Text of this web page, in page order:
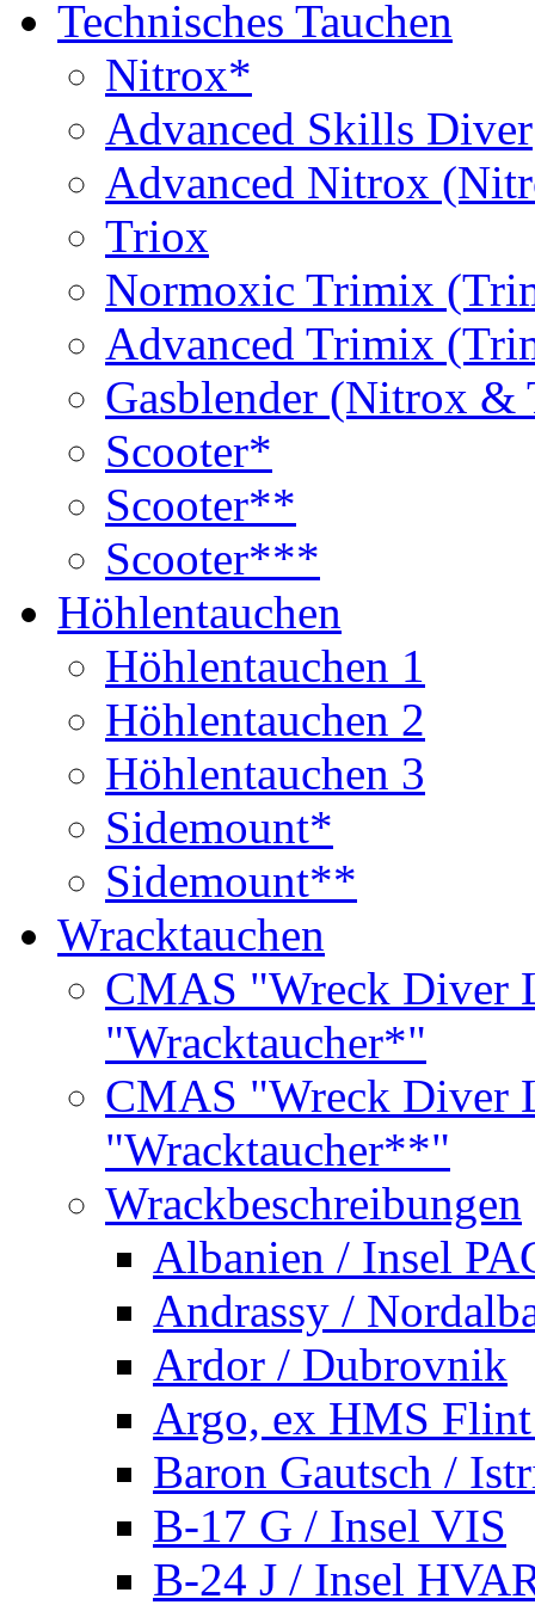
Technisches Tauchen
Nitrox*
Advanced Skills Diver
Advanced Nitrox
Triox
Normoxic Trimix
Advanced Trimix
Gasblender (Nitrox
Scooter*
Scooter**
Scooter***
Höhlentauchen
Höhlentauchen 1
Höhlentauchen 2
Höhlentauchen 3
Sidemount*
Sidemount**
Wracktauchen
CMAS "Wreck Diver
"Wracktaucher*"
CMAS "Wreck Diver
"Wracktaucher**"
Wrackbeschreibungen
Albanien / Insel
Andrassy /
Ardor / Dubrovnik
Argo, ex HMS
Baron Gautsch /
B-17 G / Insel VIS
B-24 J / Insel